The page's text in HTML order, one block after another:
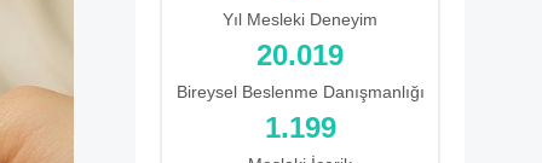
Yıl Mesleki Deneyim
20.019
Bireysel Beslenme Danışmanlığı
1.199